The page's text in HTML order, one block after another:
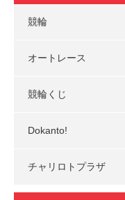
競輪
オートレース
競輪くじ
Dokanto!
チャリロトプラザ